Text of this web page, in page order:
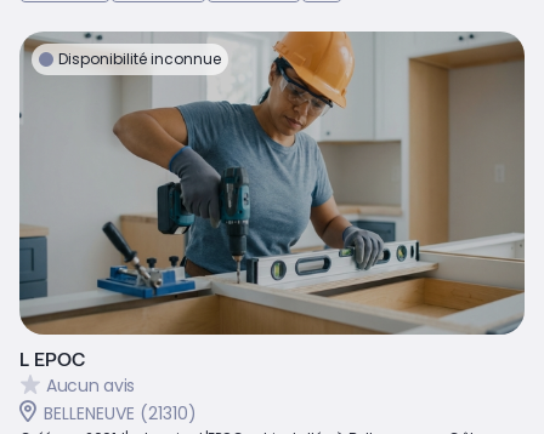
Disponibilité inconnue
L EPOC
Aucun avis
BELLENEUVE (21310)